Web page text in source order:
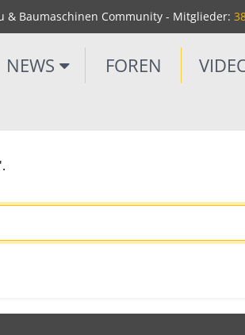
& Baumaschinen Community - Mitglieder:
NEWS FOREN